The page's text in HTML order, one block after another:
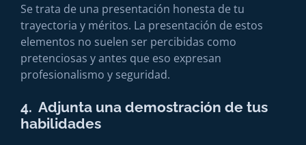
Se trata de una presentación honesta de tu
trayectoria y méritos. La presentación de estos
elementos no suelen ser percibidas como
pretenciosas y antes que eso expresan
profesionalismo y seguridad.
4. Adjunta una demostración de tus
habilidades